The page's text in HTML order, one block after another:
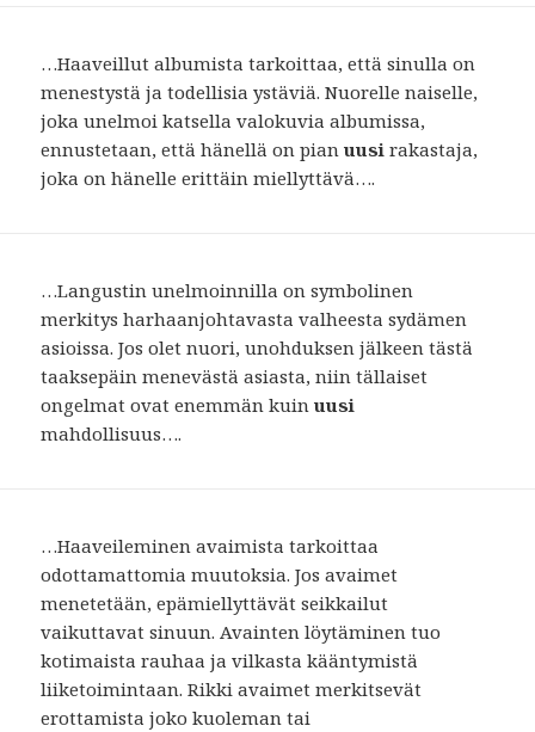
…Haaveillut albumista tarkoittaa, että sinulla on
menestystä ja todellisia ystäviä. Nuorelle naiselle,
joka unelmoi katsella valokuvia albumissa,
ennustetaan, että hänellä on pianuusi rakastaja,
joka on hänelle erittäin miellyttävä….
…Langustin unelmoinnilla on symbolinen
merkitys harhaanjohtavasta valheesta sydämen
asioissa. Jos olet nuori, unohduksen jälkeen tästä
taaksepäin menevästä asiasta, niin tällaiset
ongelmat ovat enemmän kuinuusi
mahdollisuus….
…Haaveileminen avaimista tarkoittaa
odottamattomia muutoksia. Jos avaimet
menetetään, epämiellyttävät seikkailut
vaikuttavat sinuun. Avainten löytäminen tuo
kotimaista rauhaa ja vilkasta kääntymistä
liiketoimintaan. Rikki avaimet merkitsevät
erottamista joko kuoleman tai